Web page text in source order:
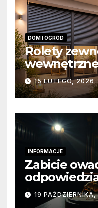
DOM I OGRÓD
Rolety
różnice
15 LUTEGO, 2026
INFORMACJE
Zabicie
wygląda to
19